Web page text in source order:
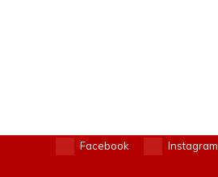
Facebook Instagram